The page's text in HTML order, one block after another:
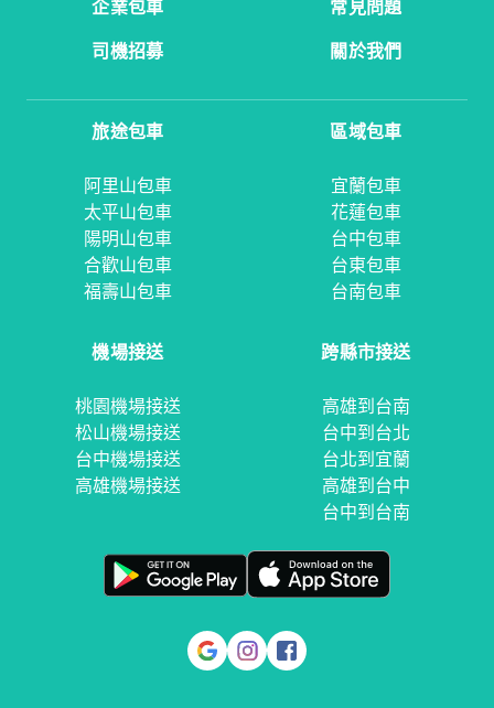
企業包車
常見問題
司機招募
關於我們
旅途包車
阿里山包車
太平山包車
陽明山包車
合歡山包車
福壽山包車
區域包車
宜蘭包車
花蓮包車
台中包車
台東包車
台南包車
機場接送
桃園機場接送
松山機場接送
台中機場接送
高雄機場接送
跨縣市接送
高雄到台南
台中到台北
台北到宜蘭
高雄到台中
台中到台南